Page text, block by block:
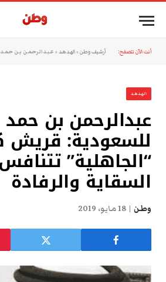
أنت الآن تتصفح: أرشيف وطن »الهدهد » عبدالرحمن بن حمد للسعودية: قريش
الهدهد
عبدالرحمن بن حمد
للسعودية: قريش
“الجاهلية”
السقاية والرفادة
وطن 18 مايو، 2019